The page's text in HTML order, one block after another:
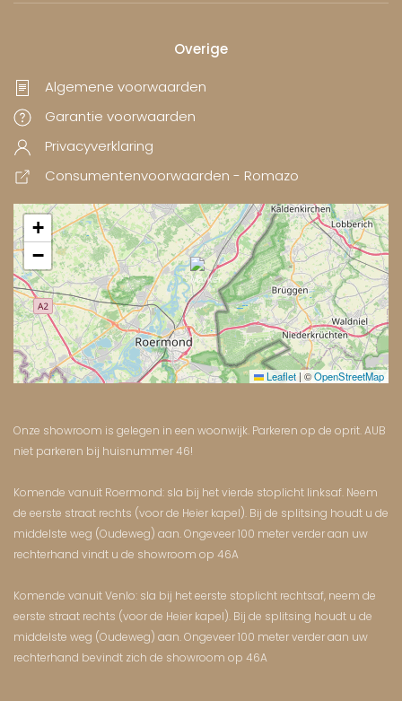
Overige
Algemene voorwaarden
Garantie voorwaarden
Privacyverklaring
Consumentenvoorwaarden - Romazo
+
−
Leaflet | ©OpenStreetMap
Onze showroom is gelegen in een woonwijk. Parkeren op de oprit. AUB
niet parkeren bij huisnummer 46!
Komende vanuit Roermond: sla bij het vierde stoplicht linksaf. Neem
de eerste straat rechts (voor de Heier kapel). Bij de splitsing houdt u de
middelste weg (Oudeweg) aan. Ongeveer 100 meter verder aan uw
rechterhand vindt u de showroom op 46A
Komende vanuit Venlo: sla bij het eerste stoplicht rechtsaf, neem de
eerste straat rechts (voor de Heier kapel). Bij de splitsing houdt u de
middelste weg (Oudeweg) aan. Ongeveer 100 meter verder aan uw
rechterhand bevindt zich de showroom op 46A